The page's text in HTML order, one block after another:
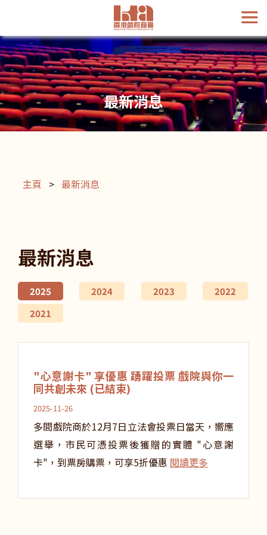
最新消息
主頁 > 最新消息
最新消息
2025 2024 2023
2022
2021
"心意謝卡" 享優惠 踴躍投票 戲院與你一
同共創未來 (已結束)
2025-11-26
多間戲院商於12月7日立法會投票日當天，嚮應
選舉，市民可憑投票後獲贈的實體 "心意謝
卡"，到票房購票，可享5折優惠 閱讀更多